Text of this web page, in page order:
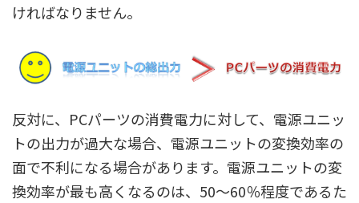
ければなりません。
反対に、PCパーツの消費電力に対して、電源ユニッ
トの出力が過大な場合、電源ユニットの変換効率の
面で不利になる場合があります。電源ユニットの変
換効率が最も高くなるのは、50～60％程度であるた